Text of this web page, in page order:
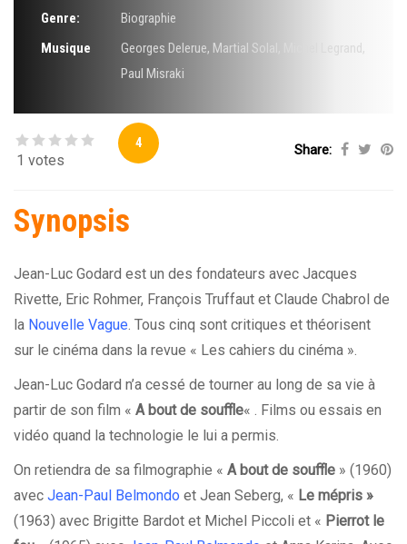
Genre:
Biographie
Musique
Georges Delerue, Martial Solal Michel Legrand,
Paul Misraki
1 votes
4 Share:
Synopsis
Jean-Luc Godard est un des fondateurs avec Jacques
Rivette, Eric Rohmer, François Truffaut et Claude Chabrol de
la Nouvelle Vague. Tous cinq sont critiques et théorisent
sur le cinéma dans la revue « Les cahiers du cinéma ».
Jean-Luc Godard n’a cessé de tourner au long de sa vie à
partir de son film « A bout de souffle« . Films ou essais en
vidéo quand la technologie le lui a permis.
On retiendra de sa filmographie « A bout de souffle » (1960)
avec Jean-Paul Belmondo et Jean Seberg, « Le mépris »
(1963) avec Brigitte Bardot et Michel Piccoli et « Pierrot le